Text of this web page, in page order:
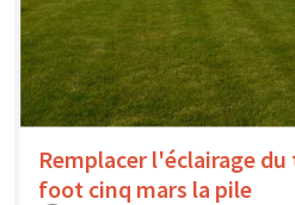
Remplacer l'éclairage
foot cinq mars la pile